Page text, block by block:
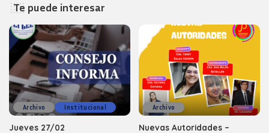
Te puede interesar
Archivo Institucional
Jueves 27/02
Archivo
Nuevas Autoridades –